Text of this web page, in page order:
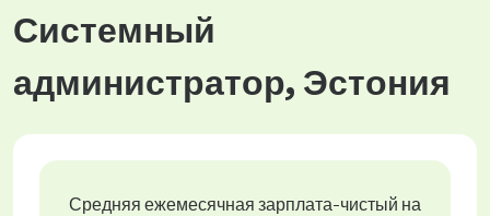
Системный
администратор, Эстония
Средняя ежемесячная зарплата-чистый на